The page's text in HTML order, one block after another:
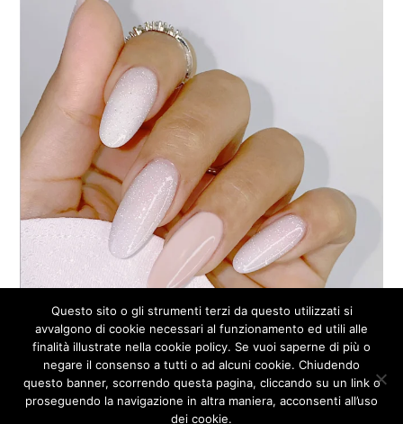
Copyright © 2020 Sheila Nails. All Rights Reserved
Questo sito o gli strumenti terzi da questo utilizzati si
avvalgono di cookie necessari al funzionamento ed utili alle
finalità illustrate nella cookie policy. Se vuoi saperne di più o
negare il consenso a tutti o ad alcuni cookie. Chiudendo
questo banner, scorrendo questa pagina, cliccando su un link o
proseguendo la navigazione in altra maniera, acconsenti all’uso
dei cookie.